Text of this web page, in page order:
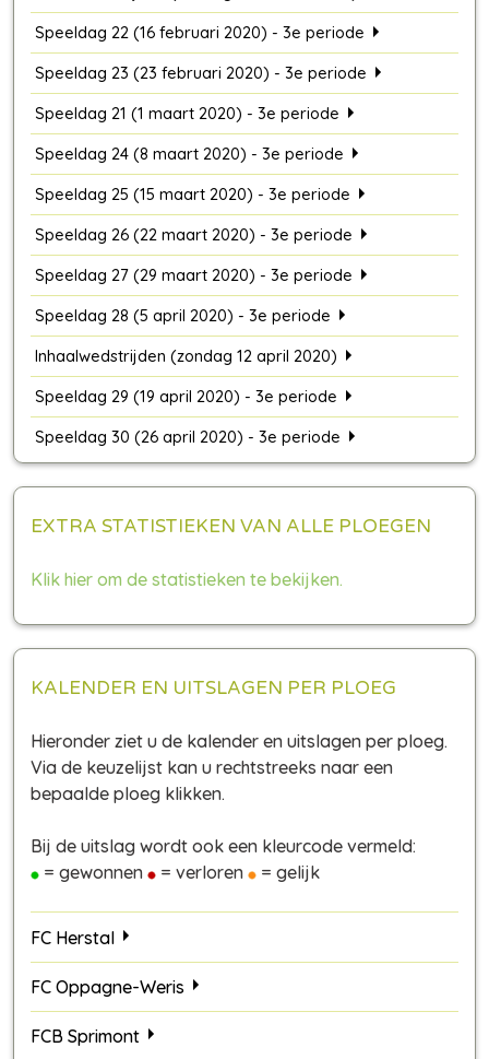
Speeldag 22 (16 februari 2020) - 3e periode
Speeldag 23 (23 februari 2020) - 3e periode
Speeldag 21 (1 maart 2020) - 3e periode
Speeldag 24 (8 maart 2020) - 3e periode
Speeldag 25 (15 maart 2020) - 3e periode
Speeldag 26 (22 maart 2020) - 3e periode
Speeldag 27 (29 maart 2020) - 3e periode
Speeldag 28 (5 april 2020) - 3e periode
Inhaalwedstrijden (zondag 12 april 2020)
Speeldag 29 (19 april 2020) - 3e periode
Speeldag 30 (26 april 2020) - 3e periode
EXTRA STATISTIEKEN VAN ALLE PLOEGEN
Klik hier om de statistieken te bekijken.
KALENDER EN UITSLAGEN PER PLOEG
Hieronder ziet u de kalender en uitslagen per ploeg.
Via de keuzelijst kan u rechtstreeks naar een
bepaalde ploeg klikken.
Bij de uitslag wordt ook een kleurcode vermeld:
= gewonnen
= verloren = gelijk
FC Herstal
FC Oppagne-Weris
FCB Sprimont